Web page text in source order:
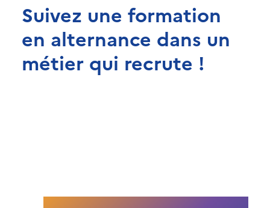
Suivez une formation
en alternance dans un
métier qui recrute !